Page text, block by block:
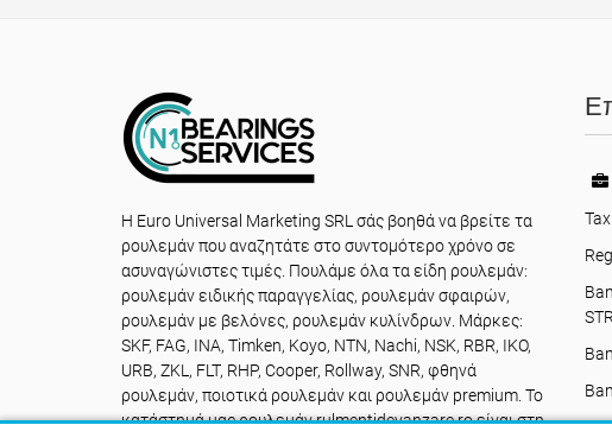
Η Euro Universal Marketing SRL σάς βοηθά να βρείτε τα
ρουλεμάν που αναζητάτε στο συντομότερο χρόνο σε
ασυναγώνιστες τιμές. Πουλάμε όλα τα είδη ρουλεμάν:
ρουλεμάν ειδικής παραγγελίας, ρουλεμάν σφαιρών,
ρουλεμάν με βελόνες, ρουλεμάν κυλίνδρων. Μάρκες:
SKF, FAG, INA, Timken, Koyo, NTN, Nachi, NSK, RBR, IKO,
URB, ZKL, FLT, RHP, Cooper, Rollway, SNR, φθηνά
ρουλεμάν, ποιοτικά ρουλεμάν και ρουλεμάν premium. Το
κατάστημά μας ρουλεμάν rulmentidevanzare.ro είναι στη